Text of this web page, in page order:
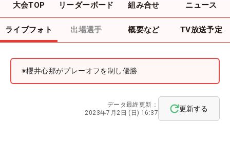
大会TOP リーダーボード 組み合せ ニュース
ライブフォト 出場選手 概要など TV放送予定
※櫻井心那がプレーオフを制し優勝
データ最終更新：
2023年7月2日 (日) 16:37
更新する